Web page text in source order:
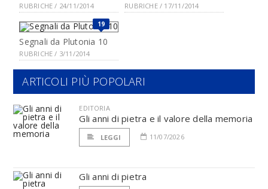
RUBRICHE / 24/11/2014 RUBRICHE / 17/11/2014
19
Segnali da Plutonia 10
RUBRICHE / 3/11/2014
ARTICOLI PIÙ POPOLARI
EDITORIA
Gli anni di pietra e il valore della memoria
LEGGI 11/07/2026
Gli anni di pietra